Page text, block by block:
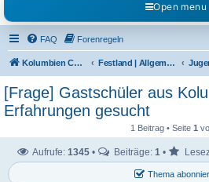
Open menu
FAQ Forenregeln
Kolumbien Community Festland | Allgemeine Fragen
[Frage] Gastschüler aus
Erfahrungen gesucht
1 Beitrag • Seite 1
Thema
Aufrufe: 1345• Beiträge: 1 •